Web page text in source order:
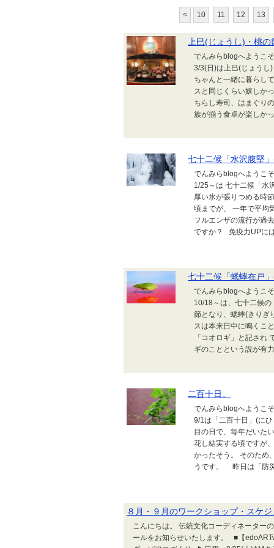
< 10 11 12 13
上巳(じょうし)・桃の
でんみらblogへようこ
3/3(日)は上巳(じょう
ちゃんと一緒に暮らし
スと同じくらい嬉しか
ちらし寿司、はまぐり
族が揃う食卓が楽しか
七十二候「水沢腹堅
でんみらblogへようこ
1/25～は 七十二候「水
厚い氷が張りつめる時
頃までが、 一年で平均
フルエンザの流行が過
ですか？ 免疫力UPに
七十二候「蟋蟀在戸
でんみらblogへようこ
10/18～は、七十二候
節となり、蟋蟀(きりぎ
スは本来日中に鳴くこ
「コオロギ」と記され
ギのことという説が有
二百十日。
でんみらblogへようこ
9/1は「二百十日」(に
目の日で、毎年だいた
花し結実する頃ですが
かったそう。 そのため
うです。 昨日は「防
８月・９月のワークショップ・スケ
こんにちは。 伝統文化コーディネーター
ールをお知らせいたします。 ■【